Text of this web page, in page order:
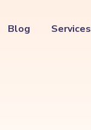
Blog Services